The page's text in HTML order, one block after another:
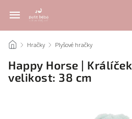
/ Hračky / Plyšové hračky
Happy Horse |
velikost: 38 cm